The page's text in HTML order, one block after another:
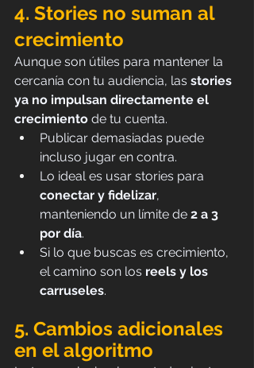
4. Stories no suman al
crecimiento
Aunque son útiles para mantener la
cercanía con tu audiencia, las stories
ya no impulsan directamente el
crecimiento de tu cuenta.
Publicar demasiadas puede
incluso jugar en contra.
Lo ideal es usar stories para
conectar y fidelizar,
manteniendo un límite de 2 a 3
por día.
Si lo que buscas es crecimiento,
el camino son los reels y los
carruseles.
5. Cambios adicionales
en el algoritmo